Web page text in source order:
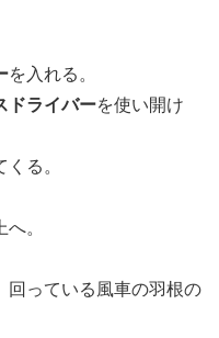
を入れる。
ドライバーを使い開け
る。
。
回っている風車の羽根の